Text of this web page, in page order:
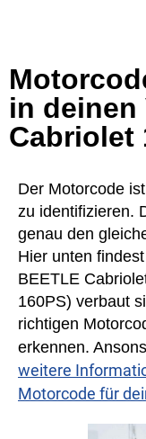
in deinen
Cabriolet
Der Motorcode
zu identifizieren.
genau den
Hier unten
BEETLE
160PS) verbaut
richtigen
erkennen.
weitere
Motorcode für